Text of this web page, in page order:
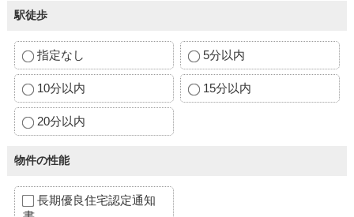
駅徒歩
指定なし 5分以内
10分以内 15分以内
20分以内
物件の性能
長期優良住宅認定通知